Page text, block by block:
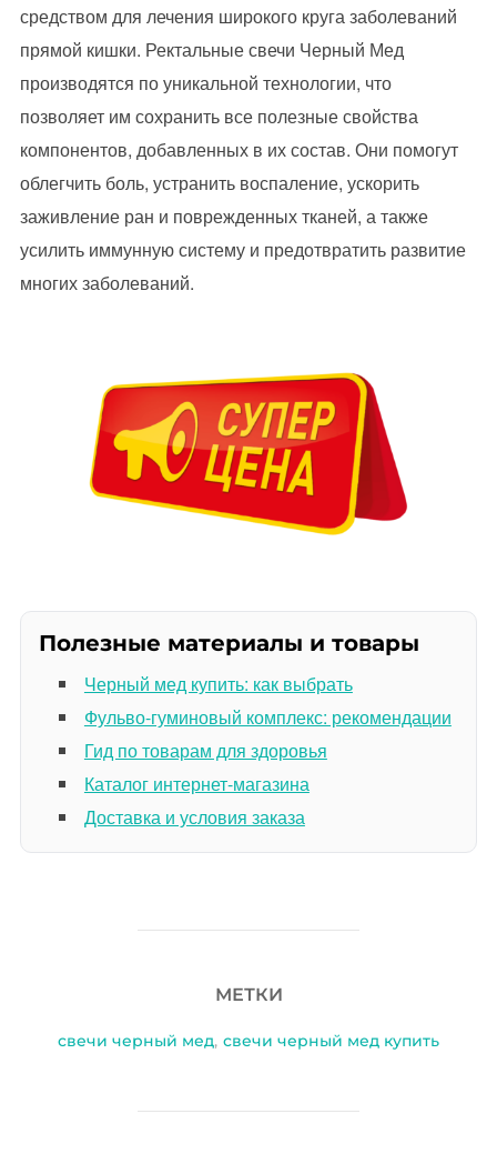
средством для лечения широкого круга заболеваний
прямой кишки. Ректальные свечи Черный Мед
производятся по уникальной технологии, что
позволяет им сохранить все полезные свойства
компонентов, добавленных в их состав. Они помогут
облегчить боль, устранить воспаление, ускорить
заживление ран и поврежденных тканей, а также
усилить иммунную систему и предотвратить развитие
многих заболеваний.
Полезные материалы и товары
Черный мед купить: как выбрать
Фульво-гуминовый комплекс: рекомендации
Гид по товарам для здоровья
Каталог интернет-магазина
Доставка и условия заказа
МЕТКИ
свечи черный мед, свечи черный мед купить